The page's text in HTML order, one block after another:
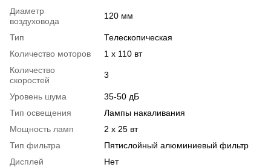
Диаметр
воздуховода
120 мм
Тип
Телескопическая
Количество моторов
1 x 110 вт
Количество
скоростей
3
Уровень шума
35-50 дБ
Тип освещения
Лампы накаливания
Мощность ламп
2 х 25 вт
Тип фильтра
Пятислойный алюминиевый фильтр
Дисплей
Нет